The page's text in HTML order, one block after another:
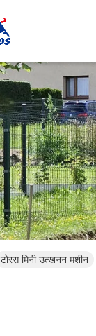
टोरस मिनी उत्खनन मशीन